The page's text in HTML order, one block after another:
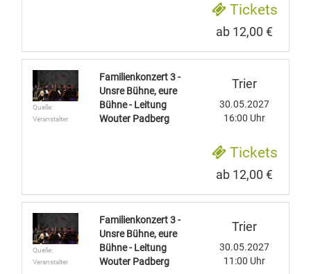
Tickets
ab 12,00 €
Quelle:
Veranstalter
Familienkonzert 3 -
Unsre Bühne, eure
Bühne - Leitung
Wouter Padberg
Trier
30.05.2027
16:00 Uhr
Tickets
ab 12,00 €
Quelle:
Veranstalter
Familienkonzert 3 -
Unsre Bühne, eure
Bühne - Leitung
Wouter Padberg
Trier
30.05.2027
11:00 Uhr